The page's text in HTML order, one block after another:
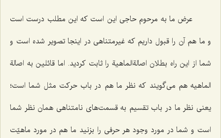
عرض ما به مرحوم حاجی این است که این مطلب درست است
و ما هم آن را قبول داریم که غیرمتناهی در اینجا تصویر شده است و
شما از این راه بطلان اصالةالماهیة را ثابت کردید. اما قائلین به اصالة
الماهیه هم می‌گویند که نظر ما هم در باب حرکت مثل شما است؛
یعنی نظر ما در باب تقسیم به قسمت‌های نامتناهی همان نظر شما
است و شما در مورد وجود هر حرفی را بزنید ما هم در مورد ماهیّت